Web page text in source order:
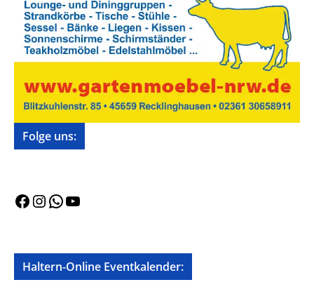
Folge uns:
Facebook
Instagram
WhatsApp
YouTube
Haltern-Online Eventkalender: